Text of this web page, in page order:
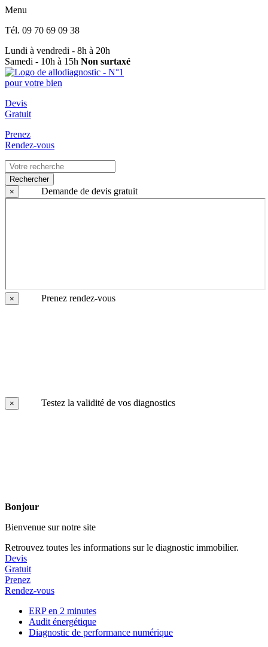
Menu
Tél. 09 70 69 09 38
Lundi à vendredi - 8h à 20h
Samedi - 10h à 15h Non surtaxé
Devis
Gratuit
Prenez
Rendez-vous
Rechercher
×
Demande de devis gratuit
× Prenez rendez-vous
× Testez la validité de vos diagnostics
Bonjour
Bienvenue sur notre site
Retrouvez toutes les informations sur le diagnostic immobilier.
Devis
Gratuit
Prenez
Rendez-vous
ERP en 2 minutes
Audit énergétique
Diagnostic de performance numérique